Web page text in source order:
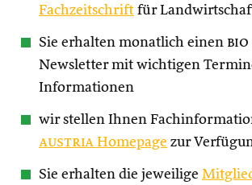
Fachzeitschrift für
Sie erhalten monatlich einen
Newsletter mit wichtigen
Informationen
wir stellen Ihnen
austria Homepage zur
Sie erhalten die jeweilige